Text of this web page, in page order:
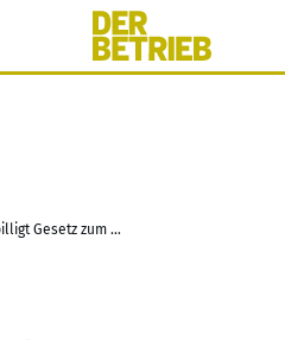
Bundestag billigt Gesetz zum Hinweisgeberschutz